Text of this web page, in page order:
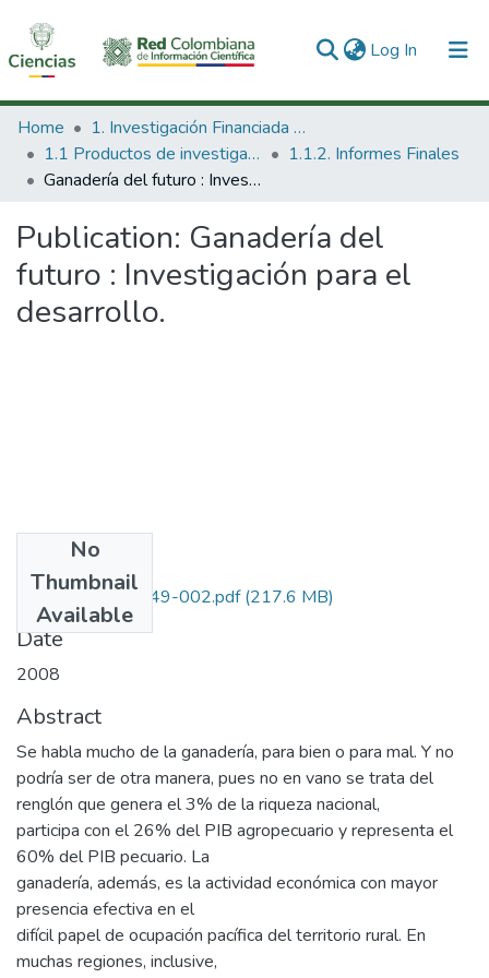
Log In (current)
Communities & Collections
All of DSpace
Home
1. Investigación Financiada con Recursos Públicos
1.1 Productos de investigación
1.1.2. Informes Finales
Ganadería del futuro : Investigación para el desarrollo.
Publication: Ganadería del
futuro : Investigación para el
desarrollo.
No
Thumbnail
Available
3412-18-17249-002.pdf(217.6 MB)
Date
2008
Abstract
Se habla mucho de la ganadería, para bien o para mal. Y no
podría ser de otra manera, pues no en vano se trata del
renglón que genera el 3% de la riqueza nacional,
participa con el 26% del PIB agropecuario y representa el
60% del PIB pecuario. La
ganadería, además, es la actividad económica con mayor
presencia efectiva en el
difícil papel de ocupación pacífica del territorio rural. En
muchas regiones, inclusive,